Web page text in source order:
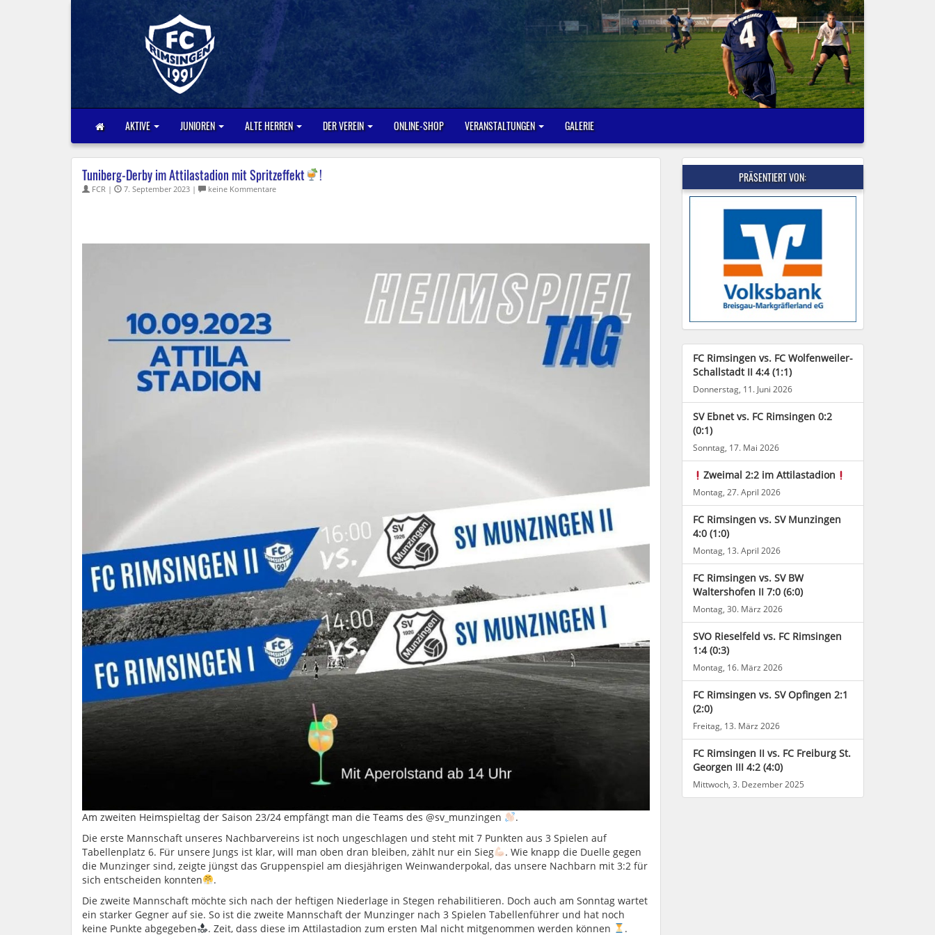
AKTIVE JUNIOREN ALTE HERREN DER VEREIN ONLINE-SHOP VERANSTALTUNGEN GALERIE
Tuniberg-Derby im Attilastadion mit Spritzeffekt !
FCR | 7. September 2023 | keine Kommentare
Am zweiten Heimspieltag der Saison 23/24 empfängt man die Teams des @sv_munzingen
.
Die erste Mannschaft unseres Nachbarvereins ist noch ungeschlagen und steht mit 7 Punkten aus 3 Spielen auf
Tabellenplatz 6. Für unsere Jungs ist klar, will man oben dran bleiben, zählt nur ein Sieg
. Wie knapp die Duelle gegen
die Munzinger sind, zeigte jüngst das Gruppenspiel am diesjährigen Weinwanderpokal, das unsere Nachbarn mit 3:2 für
sich entscheiden konnten
.
Die zweite Mannschaft möchte sich nach der heftigen Niederlage in Stegen rehabilitieren. Doch auch am Sonntag wartet
ein starker Gegner auf sie. So ist die zweite Mannschaft der Munzinger nach 3 Spielen Tabellenführer und hat noch
keine Punkte abgegeben
. Zeit, dass diese im Attilastadion zum ersten Mal nicht mitgenommen werden können
.
PRÄSENTIERT VON:
FC Rimsingen vs. FC Wolfenweiler-
Schallstadt II 4:4 (1:1)
Donnerstag, 11. Juni 2026
SV Ebnet vs. FC Rimsingen 0:2
(0:1)
Sonntag, 17. Mai 2026
Zweimal 2:2 im Attilastadion
Montag, 27. April 2026
FC Rimsingen vs. SV Munzingen
4:0 (1:0)
Montag, 13. April 2026
FC Rimsingen vs. SV BW
Waltershofen II 7:0 (6:0)
Montag, 30. März 2026
SVO Rieselfeld vs. FC Rimsingen
1:4 (0:3)
Montag, 16. März 2026
FC Rimsingen vs. SV Opfingen 2:1
(2:0)
Freitag, 13. März 2026
FC Rimsingen II vs. FC Freiburg St.
Georgen III 4:2 (4:0)
Mittwoch, 3. Dezember 2025